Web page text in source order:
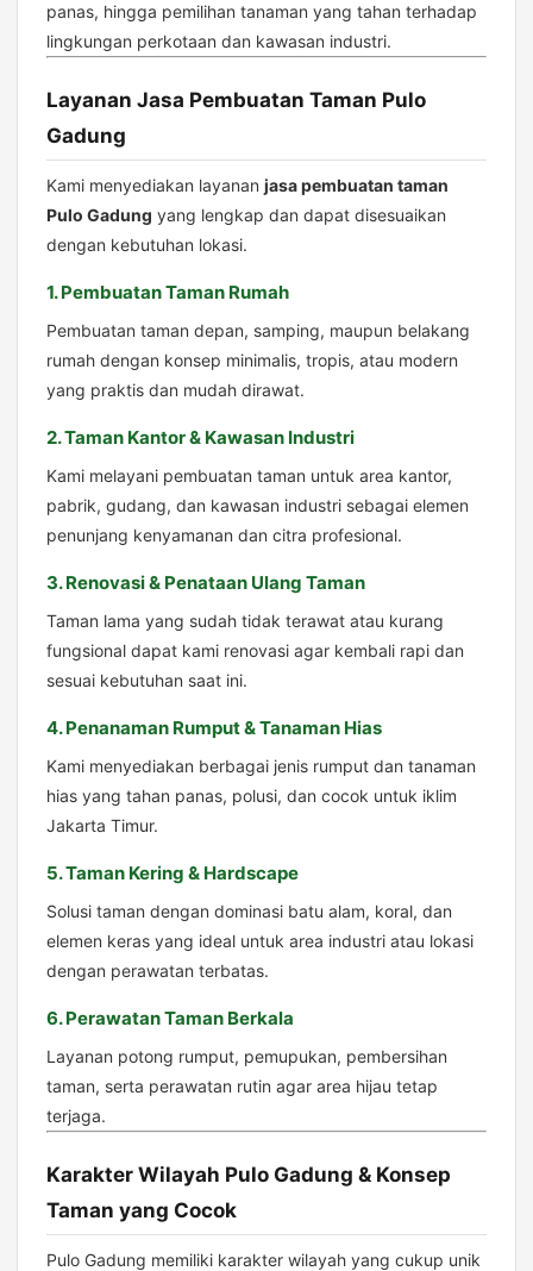
panas, hingga pemilihan tanaman yang tahan terhadap
lingkungan perkotaan dan kawasan industri.
Layanan Jasa Pembuatan Taman Pulo
Gadung
Kami menyediakan layanan jasa pembuatan taman
Pulo Gadung yang lengkap dan dapat disesuaikan
dengan kebutuhan lokasi.
1. Pembuatan Taman Rumah
Pembuatan taman depan, samping, maupun belakang
rumah dengan konsep minimalis, tropis, atau modern
yang praktis dan mudah dirawat.
2. Taman Kantor & Kawasan Industri
Kami melayani pembuatan taman untuk area kantor,
pabrik, gudang, dan kawasan industri sebagai elemen
penunjang kenyamanan dan citra profesional.
3. Renovasi & Penataan Ulang Taman
Taman lama yang sudah tidak terawat atau kurang
fungsional dapat kami renovasi agar kembali rapi dan
sesuai kebutuhan saat ini.
4. Penanaman Rumput & Tanaman Hias
Kami menyediakan berbagai jenis rumput dan tanaman
hias yang tahan panas, polusi, dan cocok untuk iklim
Jakarta Timur.
5. Taman Kering & Hardscape
Solusi taman dengan dominasi batu alam, koral, dan
elemen keras yang ideal untuk area industri atau lokasi
dengan perawatan terbatas.
6. Perawatan Taman Berkala
Layanan potong rumput, pemupukan, pembersihan
taman, serta perawatan rutin agar area hijau tetap
terjaga.
Karakter Wilayah Pulo Gadung & Konsep
Taman yang Cocok
Pulo Gadung memiliki karakter wilayah yang cukup unik